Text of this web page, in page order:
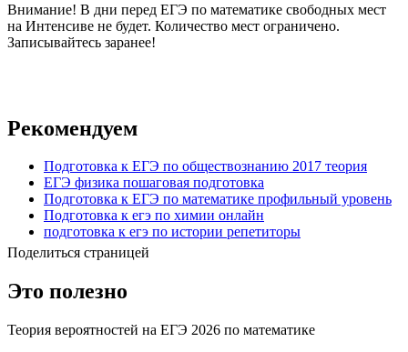
Внимание! В дни перед ЕГЭ по математике свободных мест
на Интенсиве не будет. Количество мест ограничено.
Записывайтесь заранее!
Рекомендуем
Подготовка к ЕГЭ по обществознанию 2017 теория
ЕГЭ физика пошаговая подготовка
Подготовка к ЕГЭ по математике профильный уровень
Подготовка к егэ по химии онлайн
подготовка к егэ по истории репетиторы
Поделиться страницей
Это полезно
Теория вероятностей на ЕГЭ 2026 по математике